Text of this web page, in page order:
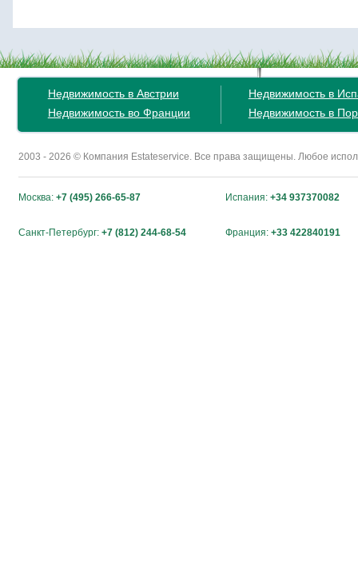
Недвижимость в Австрии
Недвижимость во Франции
Недвижимость в
Недвижимость в
2003 - 2026 © Компания Estateservice. Все права защищены. Любое
Москва: +7 (495) 266-65-87 Испания: +34 937370082
Санкт-Петербург: +7 (812) 244-68-54 Франция: +33 422840191